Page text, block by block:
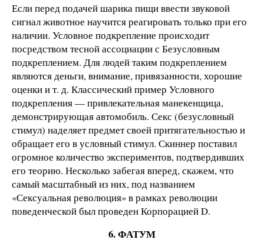
Если перед подачей шарика пищи ввести звуковой
сигнал животное научится реагировать только при его
наличии. Условное подкрепление происходит
посредством тесной ассоциации с Безусловным
подкреплением. Для людей таким подкреплением
являются деньги, внимание, привязанности, хорошие
оценки и т. д. Классический пример Условного
подкрепления — привлекательная манекенщица,
демонстрирующая автомобиль. Секс (безусловный
стимул) наделяет предмет своей притягательностью и
обращает его в условный стимул. Скиннер поставил
огромное количество экспериментов, подтвердивших
его теорию. Несколько забегая вперед, скажем, что
самый масштабный из них, под названием
«Сексуальная революция» в рамках революции
поведенческой был проведен Корпорацией D.
6. ФАТУМ